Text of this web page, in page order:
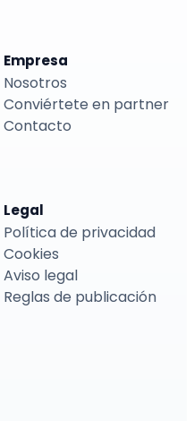
Empresa
Nosotros
Conviértete en partner
Contacto
Legal
Política de privacidad
Cookies
Aviso legal
Reglas de publicación